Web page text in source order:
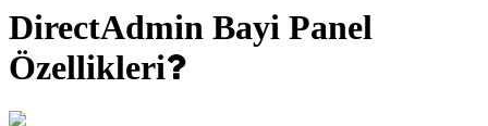
DirectAdmin Bayi Panel
Özellikleri